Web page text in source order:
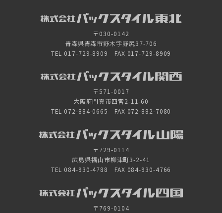
〒030-0142
青森県青森市野木字野尻37-706
TEL 017-729-8909 FAX 017-729-8909
〒571-0017
大阪府門真市四宮2-11-60
TEL 072-884-0665 FAX 072-882-7080
〒729-0114
広島県福山市柳津町3-2-41
TEL 084-930-4788 FAX 084-930-4766
〒769-0104